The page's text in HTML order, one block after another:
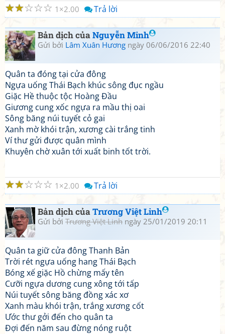
☆
☆
☆
☆
☆ 1 2.00 Trả lời
Bản dịch củaNguyễn Minh
Gửi bởi Lâm Xuân Hương ngày 06/06/2016 22:40
Quân ta đóng tại cửa đông
Ngựa uống Thái Bạch khúc sông đục ngầu
Giặc Hề thuộc tộc Hoàng Đầu
Giương cung xốc ngựa ra mầu thị oai
Sông băng núi tuyết cỏ gai
Xanh mờ khói trận, xương cài trắng tinh
Ví thư gửi được quân mình
Khuyên chờ xuân tới xuất binh tốt trời.
☆
☆
☆
☆
☆ 1 2.00 Trả lời
Bản dịch củaTrương Việt Linh
Gửi bởi Trương Việt Linh ngày 25/01/2019 20:11
Quân ta giữ cửa đông Thanh Bản
Trời rét ngựa uống hang Thái Bạch
Bóng xế giặc Hồ chừng mấy tên
Cưỡi ngựa dương cung xông tới tấp
Núi tuyết sông băng đồng xác xơ
Xanh màu khói trận, trắng xương cốt
Ước thư gởi đến cho quân ta
Đợi đến năm sau đừng nóng ruột